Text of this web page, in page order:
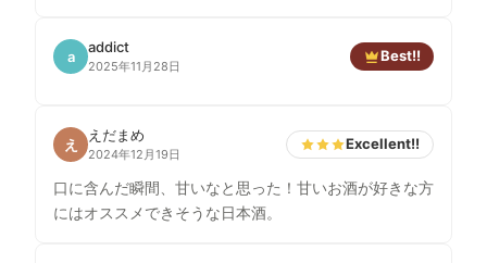
a
addict
2025年11月28日
Best!!
え
えだまめ
2024年12月19日
Excellent!!
口に含んだ瞬間、甘いなと思った！甘いお酒が好きな方
にはオススメできそうな日本酒。